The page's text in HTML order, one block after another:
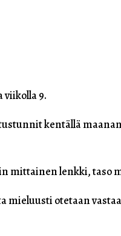
viikolla 9.
kentällä
mittainen lenkki, taso
mieluusti otetaan